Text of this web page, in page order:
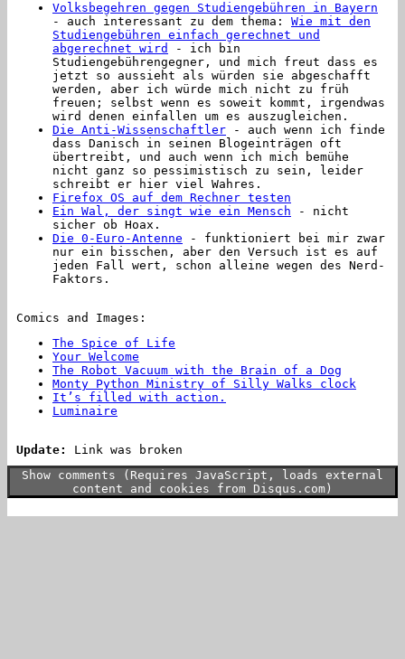
Volksbegehren gegen Studiengebühren in Bayern
- auch interessant zu dem thema: Wie mit den
Studiengebühren einfach gerechnet und
abgerechnet wird
- ich bin
Studiengebührengegner, und mich freut dass es
jetzt so aussieht als würden sie abgeschafft
werden, aber ich würde mich nicht zu früh
freuen; selbst wenn es soweit kommt, irgendwas
wird denen einfallen um es auszugleichen.
Die Anti-Wissenschaftler - auch wenn ich finde
dass Danisch in seinen Blogeinträgen oft
übertreibt, und auch wenn ich mich bemühe
nicht ganz so pessimistisch zu sein, leider
schreibt er hier viel Wahres.
Firefox OS auf dem Rechner testen
Ein Wal, der singt wie ein Mensch - nicht
sicher ob Hoax.
Die 0-Euro-Antenne - funktioniert bei mir zwar
nur ein bisschen, aber den Versuch ist es auf
jeden Fall wert, schon alleine wegen des Nerd-
Faktors.
Comics and Images:
The Spice of Life
Your Welcome
The Robot Vacuum with the Brain of a Dog
Monty Python Ministry of Silly Walks clock
It’s filled with action.
Luminaire
Update:
Link was broken
Show comments (Requires JavaScript, loads external
content and cookies from Disqus.com)